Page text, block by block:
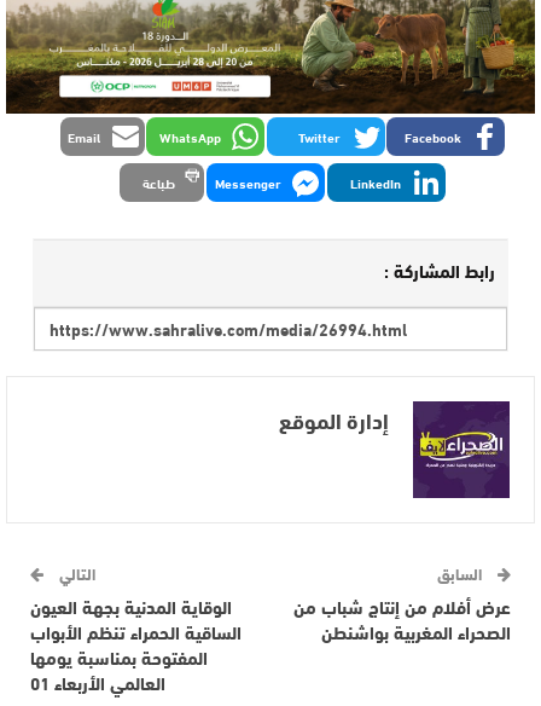
Facebook
Twitter
WhatsApp
Email
LinkedIn
Messenger طباعة
رابط المشاركة :
إدارة الموقع
السابق
عرض أفلام من إنتاج شباب من
الصحراء المغربية بواشنطن
التالي
الوقاية المدنية بجهة العيون
الساقية الحمراء تنظم الأبواب
المفتوحة بمناسبة يومها
العالمي الأربعاء 01